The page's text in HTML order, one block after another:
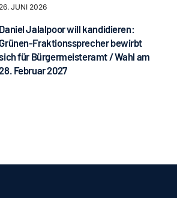
26. JUNI 2026
Daniel Jalalpoor will kandidieren:
Grünen-Fraktionssprecher bewirbt
für Bürgermeisteramt / Wahl am
Februar 2027